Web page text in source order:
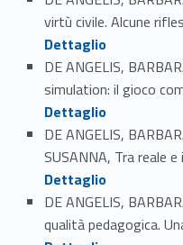
virtù civile. Alcune
Dettaglio
DE ANGELIS,
simulation: il gioco
Dettaglio
DE ANGELIS,
SUSANNA, Tra reale
Dettaglio
DE ANGELIS,
qualità pedagogica.